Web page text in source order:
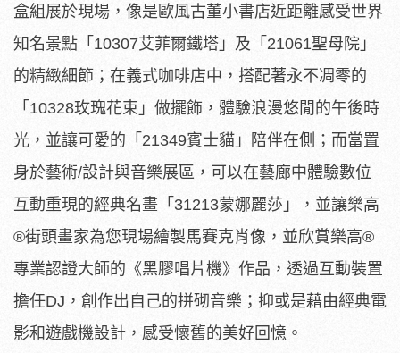
盒組展於現場，像是歐風古董小書店近距離感受世界
知名景點「10307艾菲爾鐵塔」及「21061聖母院」
的精緻細節；在義式咖啡店中，搭配著永不凋零的
「10328玫瑰花束」做擺飾，體驗浪漫悠閒的午後時
光，並讓可愛的「21349賓士貓」陪伴在側；而當置
身於藝術/設計與音樂展區，可以在藝廊中體驗數位
互動重現的經典名畫「31213蒙娜麗莎」，並讓樂高
®街頭畫家為您現場繪製馬賽克肖像，並欣賞樂高®
專業認證大師的《黑膠唱片機》作品，透過互動裝置
擔任DJ，創作出自己的拼砌音樂；抑或是藉由經典電
影和遊戲機設計，感受懷舊的美好回憶。